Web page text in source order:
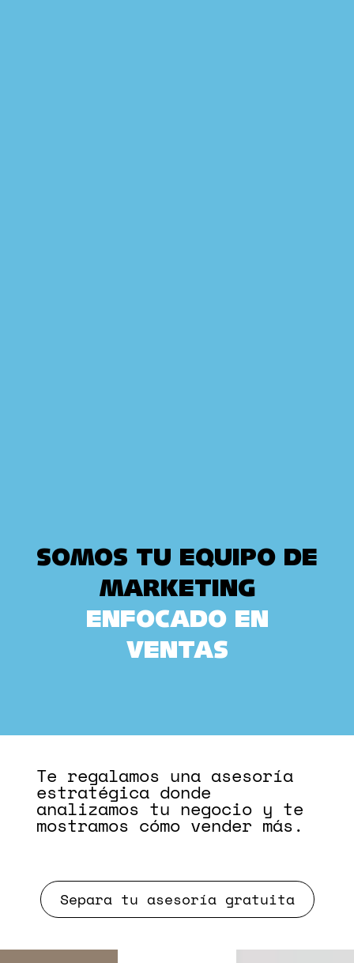
SOMOS TU EQUIPO DE
MARKETING
ENFOCADO EN
VENTAS
Te regalamos una asesoría
estratégica donde
analizamos tu negocio y te
mostramos cómo vender más.
Separa tu asesoría gratuita